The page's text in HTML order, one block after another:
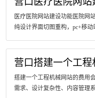
医疗医院网站建设功能医院网
纯设计界面切图重构，pc+移
营口搭建一个工
搭建一个工程机械网站的费用
需求、设计复杂性、内容管理